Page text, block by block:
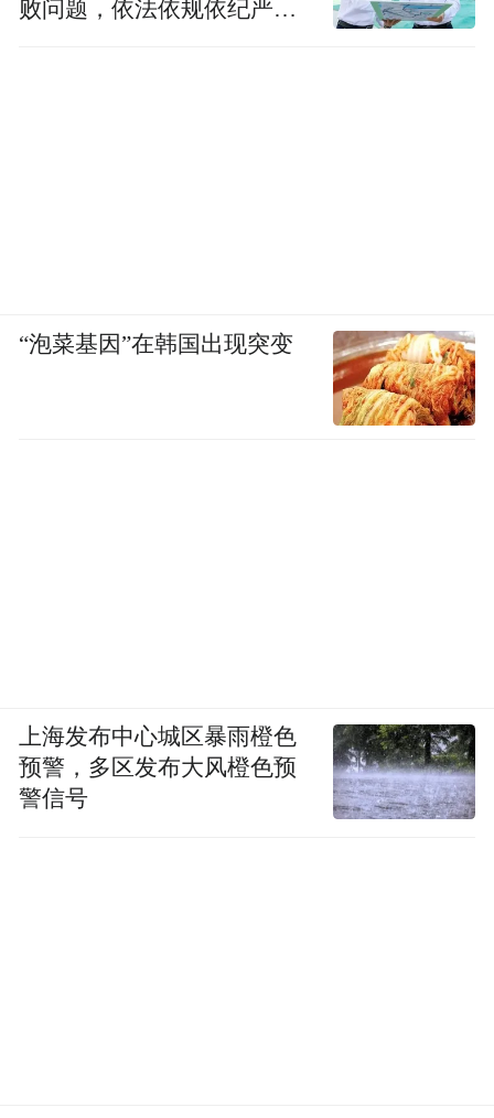
败问题，依法依规依纪严肃
“泡菜基因”在韩国出现突变
上海发布中心城区暴雨橙色
预警，多区发布大风橙色预
警信号